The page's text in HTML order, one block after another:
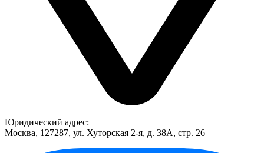
Юридический адрес:
Москва, 127287, ул. Хуторская 2-я, д. 38А, стр. 26